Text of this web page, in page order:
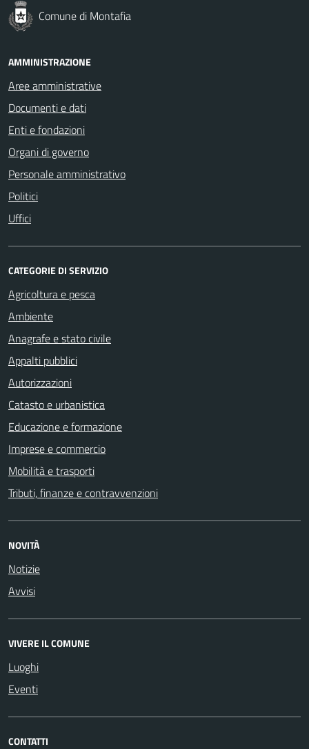
Comune di Montafia
AMMINISTRAZIONE
Aree amministrative
Documenti e dati
Enti e fondazioni
Organi di governo
Personale amministrativo
Politici
Uffici
CATEGORIE DI SERVIZIO
Agricoltura e pesca
Ambiente
Anagrafe e stato civile
Appalti pubblici
Autorizzazioni
Catasto e urbanistica
Educazione e formazione
Imprese e commercio
Mobilità e trasporti
Tributi, finanze e contravvenzioni
NOVITÀ
Notizie
Avvisi
VIVERE IL COMUNE
Luoghi
Eventi
CONTATTI